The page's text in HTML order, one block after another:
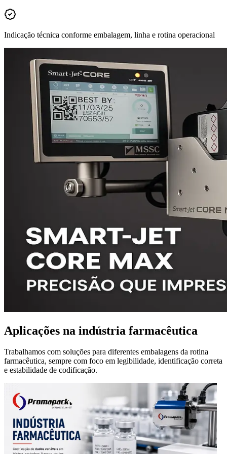
Indicação técnica conforme embalagem, linha e rotina operacional
Aplicações na indústria farmacêutica
Trabalhamos com soluções para diferentes embalagens da rotina
farmacêutica, sempre com foco em legibilidade, identificação correta
e estabilidade de codificação.